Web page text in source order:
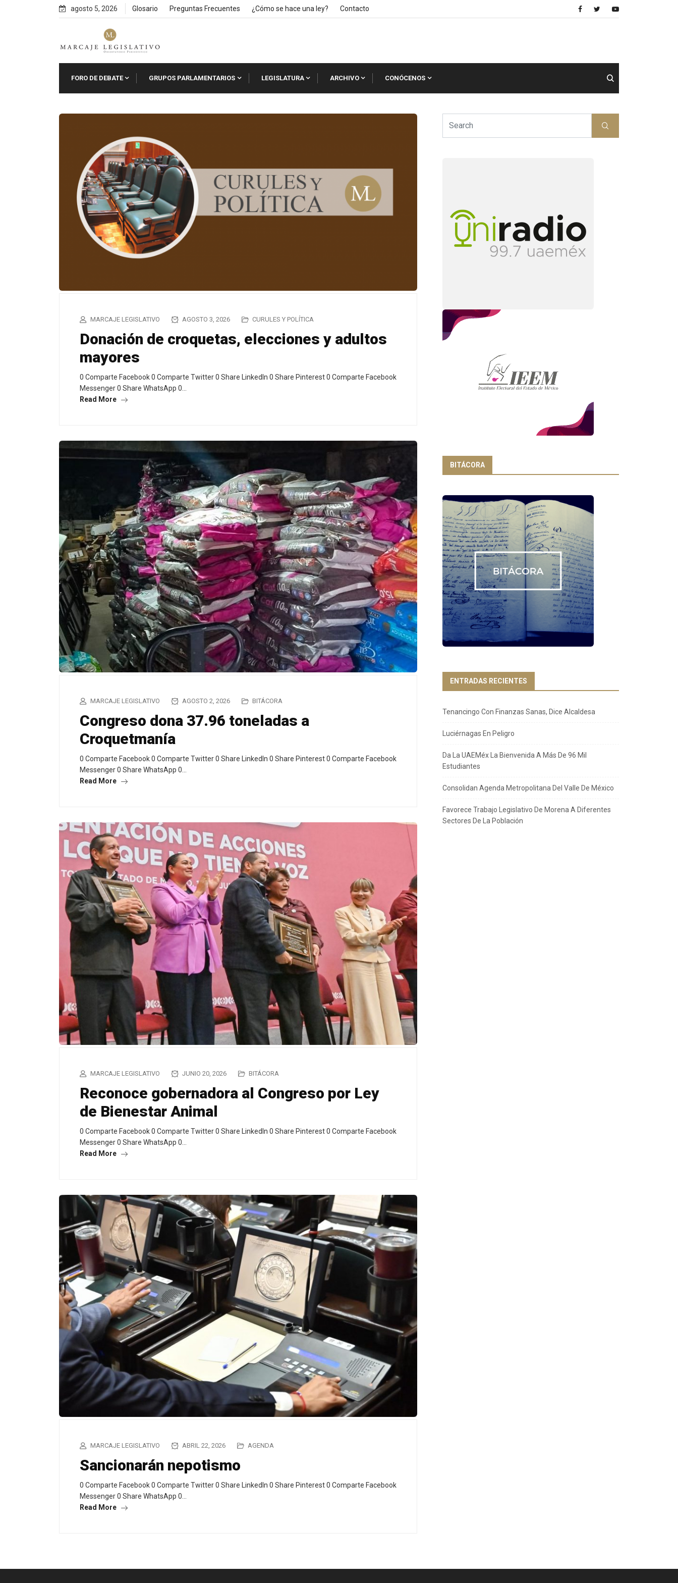
agosto 5, 2026 Glosario Preguntas Frecuentes ¿Cómo se hace una ley? Contacto
FORO DE DEBATE GRUPOS PARLAMENTARIOS LEGISLATURA ARCHIVO CONÓCENOS
MARCAJE LEGISLATIVO AGOSTO 3, 2026 CURULES Y POLÍTICA
Donación de croquetas, elecciones y adultos
mayores
0 Comparte Facebook 0 Comparte Twitter 0 Share LinkedIn 0 Share Pinterest 0 Comparte Facebook
Messenger 0 Share WhatsApp 0…
Read More
MARCAJE LEGISLATIVO AGOSTO 2, 2026 BITÁCORA
Congreso dona 37.96 toneladas a
Croquetmanía
0 Comparte Facebook 0 Comparte Twitter 0 Share LinkedIn 0 Share Pinterest 0 Comparte Facebook
Messenger 0 Share WhatsApp 0…
Read More
MARCAJE LEGISLATIVO JUNIO 20, 2026 BITÁCORA
Reconoce gobernadora al Congreso por Ley
de Bienestar Animal
0 Comparte Facebook 0 Comparte Twitter 0 Share LinkedIn 0 Share Pinterest 0 Comparte Facebook
Messenger 0 Share WhatsApp 0…
Read More
MARCAJE LEGISLATIVO ABRIL 22, 2026 AGENDA
Sancionarán nepotismo
0 Comparte Facebook 0 Comparte Twitter 0 Share LinkedIn 0 Share Pinterest 0 Comparte Facebook
Messenger 0 Share WhatsApp 0…
Read More
BITÁCORA
ENTRADAS RECIENTES
Tenancingo Con Finanzas Sanas, Dice Alcaldesa
Luciérnagas En Peligro
Da La UAEMéx La Bienvenida A Más De 96 Mil
Estudiantes
Consolidan Agenda Metropolitana Del Valle De México
Favorece Trabajo Legislativo De Morena A Diferentes
Sectores De La Población